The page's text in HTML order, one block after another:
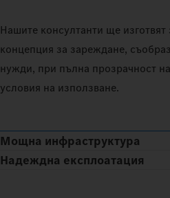
Нашите консултанти ще
концепция за зареждане,
нужди, при пълна прозрачност
условия на използване.
Мощна инфраструктура
Надеждна експлоатация